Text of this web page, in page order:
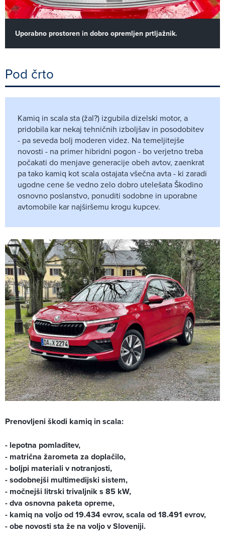
Uporabno prostoren in dobro opremljen prtljažnik.
Pod črto
Kamiq in scala sta (žal?) izgubila dizelski motor, a
pridobila kar nekaj tehničnih izboljšav in posodobitev
- pa seveda bolj moderen videz. Na temeljitejše
novosti - na primer hibridni pogon - bo verjetno treba
počakati do menjave generacije obeh avtov, zaenkrat
pa tako kamiq kot scala ostajata všečna avta - ki zaradi
ugodne cene še vedno zelo dobro utelešata Škodino
osnovno poslanstvo, ponuditi sodobne in uporabne
avtomobile kar najširšemu krogu kupcev.
Prenovljeni škodi kamiq in scala:
- lepotna pomladitev,
- matrična žarometa za doplačilo,
- boljpi materiali v notranjosti,
- sodobnejši multimedijski sistem,
- močnejši litrski trivaljnik s 85 kW,
- dva osnovna paketa opreme,
- kamiq na voljo od 19.434 evrov, scala od 18.491 evrov,
- obe novosti sta že na voljo v Sloveniji.